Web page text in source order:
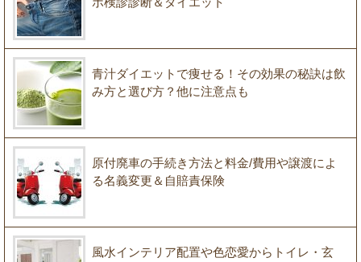
青汁ダイエットで痩せる！その効果の秘訣は飲
み方と選び方？他に注意点も
原付廃車の手続き方法と料金/費用や譲渡によ
る名義変更＆自賠責保険
風水インテリア配置や色恋愛からトイレ・玄